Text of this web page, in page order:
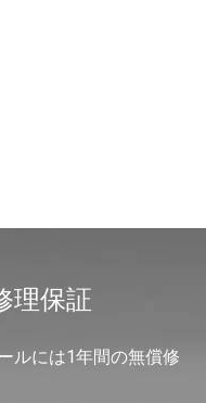
理保証
ルには1年間の無償修